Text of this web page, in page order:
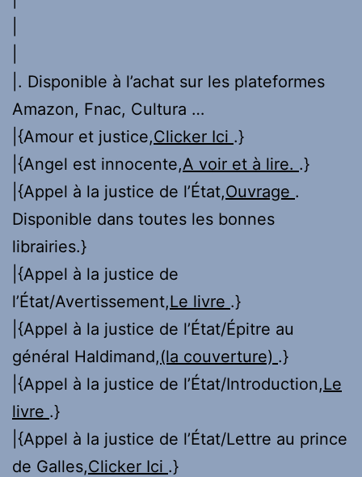
|. Disponible à l’achat sur les plateformes
Amazon, Fnac, Cultura …
|{Amour et justice,Clicker Ici .}
|{Angel est innocente,A voir et à lire. .}
|{Appel à la justice de l’État,Ouvrage .
Disponible dans toutes les bonnes
librairies.}
|{Appel à la justice de
l’État/Avertissement,Le livre .}
|{Appel à la justice de l’État/Épitre au
général Haldimand,(la couverture) .}
|{Appel à la justice de l’État/Introduction,Le
livre .}
|{Appel à la justice de l’État/Lettre au prince
de Galles,Clicker Ici .}